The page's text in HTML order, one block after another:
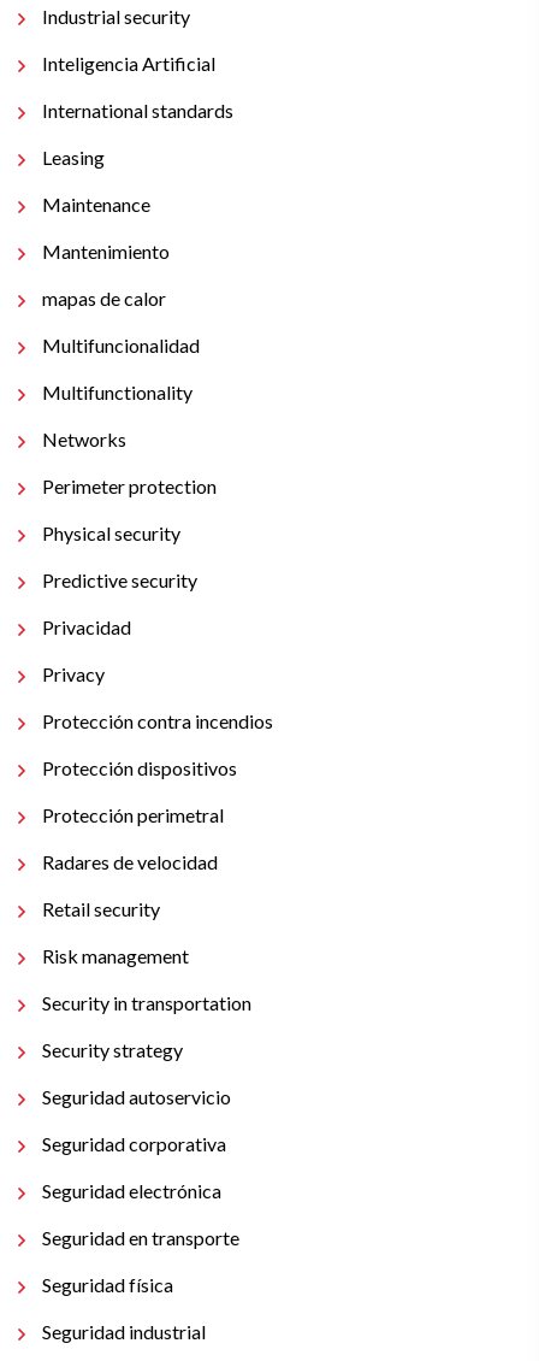
Industrial security
Inteligencia Artificial
International standards
Leasing
Maintenance
Mantenimiento
mapas de calor
Multifuncionalidad
Multifunctionality
Networks
Perimeter protection
Physical security
Predictive security
Privacidad
Privacy
Protección contra incendios
Protección dispositivos
Protección perimetral
Radares de velocidad
Retail security
Risk management
Security in transportation
Security strategy
Seguridad autoservicio
Seguridad corporativa
Seguridad electrónica
Seguridad en transporte
Seguridad física
Seguridad industrial